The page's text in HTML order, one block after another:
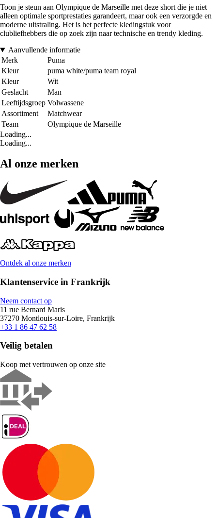
Toon je steun aan Olympique de Marseille met deze short die je niet
alleen optimale sportprestaties garandeert, maar ook een verzorgde en
moderne uitstraling. Het is het perfecte kledingstuk voor
clubliefhebbers die op zoek zijn naar technische en trendy kleding.
Aanvullende informatie
Merk
Puma
Kleur
puma white/puma team royal
Kleur
Wit
Geslacht
Man
Leeftijdsgroep Volwassene
Assortiment
Matchwear
Team
Olympique de Marseille
Loading...
Loading...
Al onze merken
Ontdek al onze merken
Klantenservice in Frankrijk
Neem contact op
11 rue Bernard Maris
37270 Montlouis-sur-Loire, Frankrijk
+33 1 86 47 62 58
Veilig betalen
Koop met vertrouwen op onze site